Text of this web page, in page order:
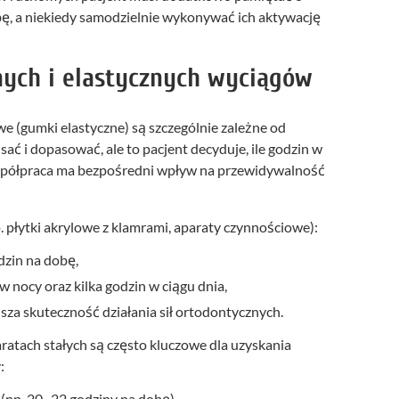
a niekiedy samodzielnie wykonywać ich aktywację
i elastycznych wyciągów
(gumki elastyczne) są szczególnie zależne od
i dopasować, ale to pacjent decyduje, ile godzin w
ma bezpośredni wpływ na przewidywalność
akrylowe z klamrami, aparaty czynnościowe):
na dobę,
nocy oraz kilka godzin w ciągu dnia,
skuteczność działania sił ortodontycznych.
stałych są często kluczowe dla uzyskania